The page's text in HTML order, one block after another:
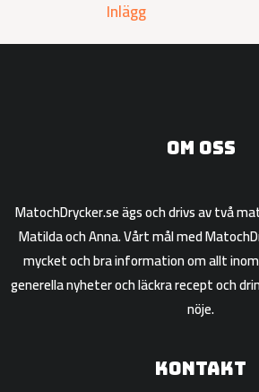
Inlägg
Om oss
MatochDrycker.se ägs och drivs av två
Matilda och Anna. Vårt mål med
mycket och bra information om allt
generella nyheter och läckra recept och
nöje.
Kontakt